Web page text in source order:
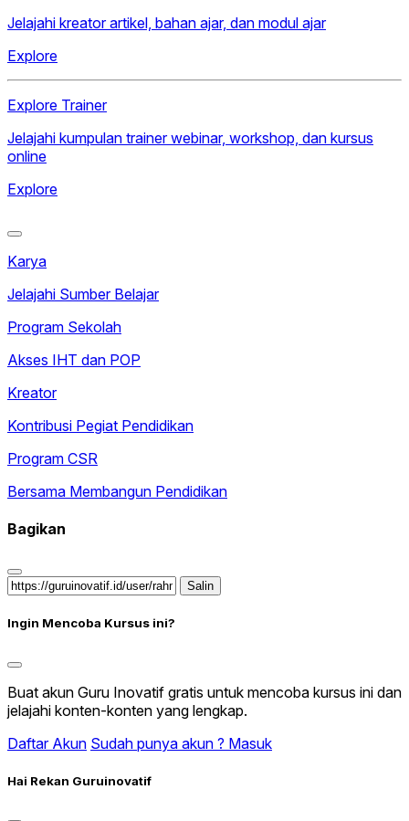
Jelajahi kreator artikel, bahan ajar, dan modul ajar
Explore
Explore Trainer
Jelajahi kumpulan trainer webinar, workshop, dan kursus
online
Explore
Karya
Jelajahi Sumber Belajar
Program Sekolah
Akses IHT dan POP
Kreator
Kontribusi Pegiat Pendidikan
Program CSR
Bersama Membangun Pendidikan
Bagikan
Salin
Ingin Mencoba Kursus ini?
Buat akun Guru Inovatif gratis untuk mencoba kursus ini dan
jelajahi konten-konten yang lengkap.
Daftar Akun Sudah punya akun ? Masuk
Hai Rekan Guruinovatif